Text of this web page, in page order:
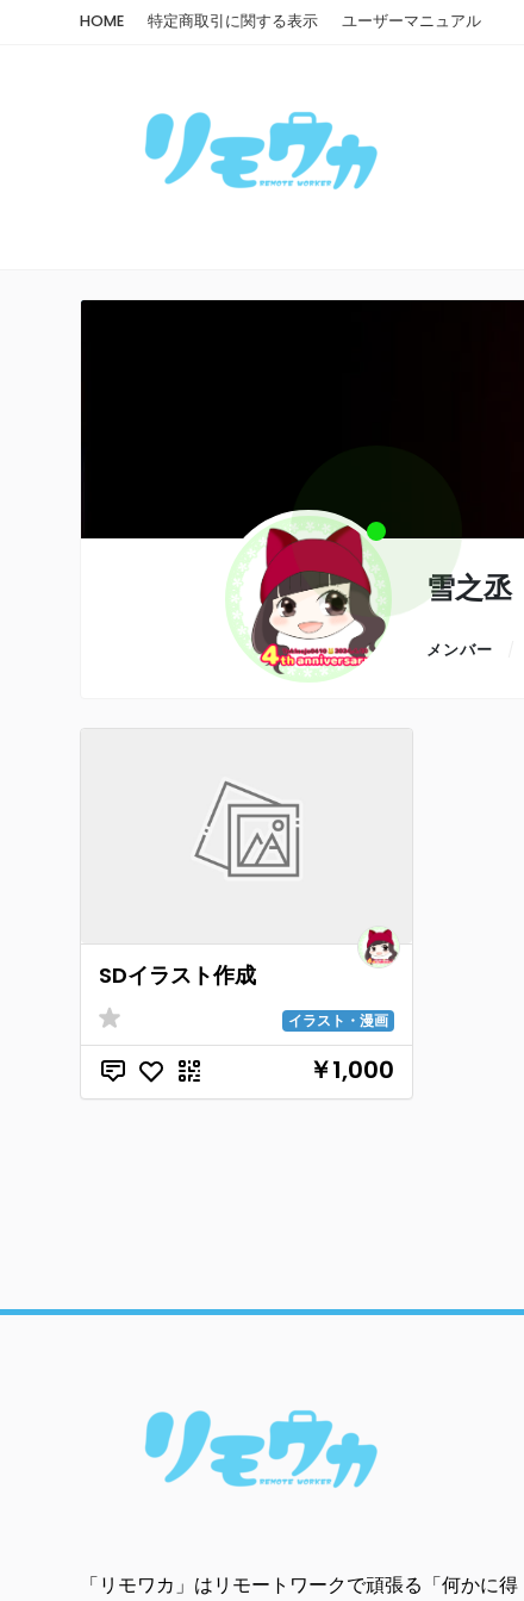
HOME 特定商取引に関する表示 ユーザーマニュアル
雪之丞
メンバー
SDイラスト作成
イラスト・漫画
￥1,000
「リモワカ」はリモートワークで頑張る「何かに得